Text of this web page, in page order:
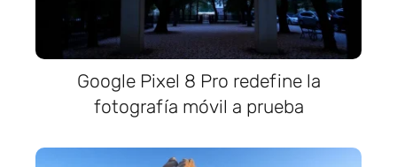
Google Pixel 8 Pro redefine la
fotografía móvil a prueba